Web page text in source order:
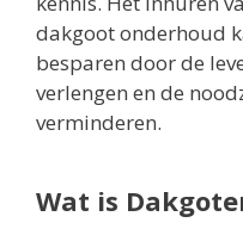
dakgoot onderhoud
besparen door de
verlengen en de
verminderen.
Wat is